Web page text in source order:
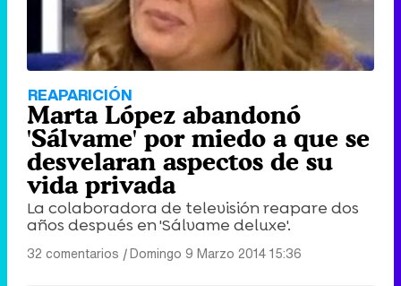
REAPARICIÓN
Marta López abandonó
'Sálvame' por miedo a que se
desvelaran aspectos de su
vida privada
La colaboradora de televisión reapare dos
años después en 'Sálvame deluxe'.
32 comentarios |Domingo 9 Marzo 2014 15:36